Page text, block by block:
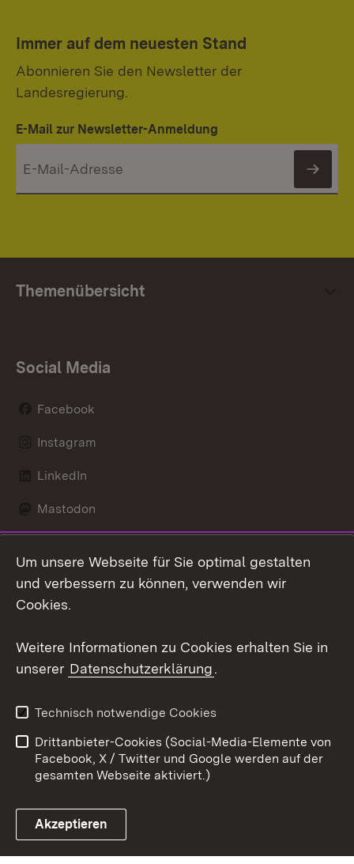
Immer auf dem neuesten Stand
Abonnieren Sie den Newsletter der
Landesregierung.
E-Mail zur Newsletter-Anmeldung
Themenübersicht
Social Media
Facebook
Instagram
LinkedIn
Mastodon
X / Twitter
Youtube
Link zum Landesportal
Kontakt
Datenschutz
Barrierefreiheit
Impressum Cookies
Um unsere Webseite für Sie optimal gestalten
und verbessern zu können, verwenden wir
Cookies.
Weitere Informationen zu Cookies erhalten Sie in
unserer Datenschutzerklärung.
Technisch notwendige Cookies
Drittanbieter-Cookies (Social-Media-Elemente von
Facebook, X / Twitter und Google werden auf der
gesamten Webseite aktiviert.)
Akzeptieren